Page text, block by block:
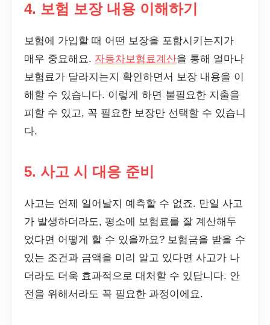
4. 보험 보장 내용 이해하기
보험에 가입할 때 어떤 보장을 포함시키는지가
매우 중요해요. 자동차보험료계산을 통해 얼마나
보험료가 달라지는지 확인하면서 보장 내용을 이
해할 수 있습니다. 이렇게 하면 불필요한 지출을
피할 수 있고, 꼭 필요한 보장만 선택할 수 있습니
다.
5. 사고 시 대응 준비
사고는 언제 일어날지 예측할 수 없죠. 만일 사고
가 발생하더라도, 평소에 보험료를 잘 계산해두
었다면 어떻게 할 수 있을까요? 보험금을 받을 수
있는 조건과 금액을 미리 알고 있다면 사고가 나
더라도 더욱 효과적으로 대처할 수 있답니다. 안
전을 위해서라도 꼭 필요한 과정이에요.